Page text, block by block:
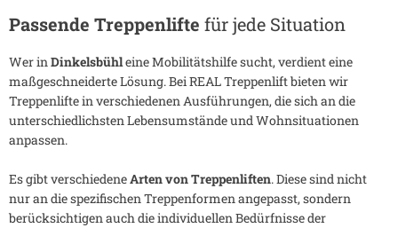
Passende Treppenlifte für jede Situation
Wer inDinkelsbühleine Mobilitätshilfe sucht, verdient eine
maßgeschneiderte Lösung. Bei REAL Treppenlift bieten wir
Treppenlifte in verschiedenen Ausführungen, die sich an die
unterschiedlichsten Lebensumstände und Wohnsituationen
anpassen.
Es gibt verschiedeneArten von Treppenliften. Diese sind nicht
nur an die spezifischen Treppenformen angepasst, sondern
berücksichtigen auch die individuellen Bedürfnisse der